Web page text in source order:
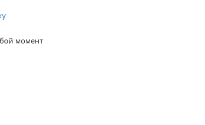
момент